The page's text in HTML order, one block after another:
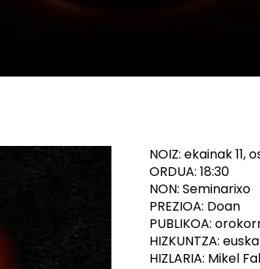
NOIZ: ekainak 11,
ORDUA: 18:30
NON: Seminarixo
PREZIOA: Doan
PUBLIKOA:
HIZKUNTZA:
HIZLARIA: Mikel